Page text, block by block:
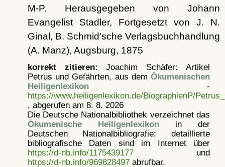
M-P. Herausgegeben von Johann
Evangelist Stadler, Fortgesetzt von J. N.
Ginal, B. Schmid'sche Verlagsbuchhandlung
(A. Manz), Augsburg, 1875
korrekt zitieren: Joachim Schäfer: Artikel
Petrus und Gefährten, aus dem Ökumenischen
Heiligenlexikon-
https://www.heiligenlexikon.de/BiographienP/
, abgerufen am 8. 8. 2026
Die Deutsche Nationalbibliothek verzeichnet das
Ökumenische Heiligenlexikonin der
Deutschen Nationalbibliografie; detaillierte
bibliografische Daten sind im Internet über
https://d-nb.info/1175439177und
https://d-nb.info/969828497abrufbar.